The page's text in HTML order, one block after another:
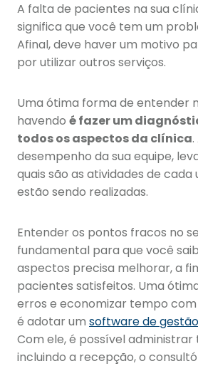
A falta de pacientes na sua
significa que você tem um
Afinal, deve haver um motivo
por utilizar outros serviços.
Uma ótima forma de entender
havendo é fazer um
todos os aspectos da clínica
desempenho da sua equipe,
quais são as atividades de cada
estão sendo realizadas.
Entender os pontos fracos no
fundamental para que você
aspectos precisa melhorar, a
pacientes satisfeitos. Uma
erros e economizar tempo
é adotar um software de
Com ele, é possível administrar
incluindo a recepção, o